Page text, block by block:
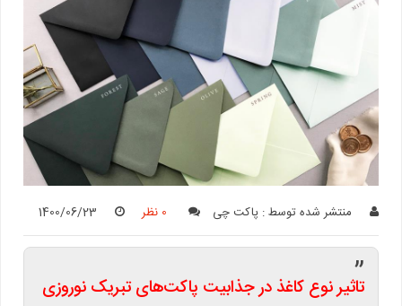
منتشر شده توسط : پاکت چی 0 نظر 1400/06/23
”
تاثیر نوع کاغذ در جذابیت پاکت‌های تبریک نوروزی